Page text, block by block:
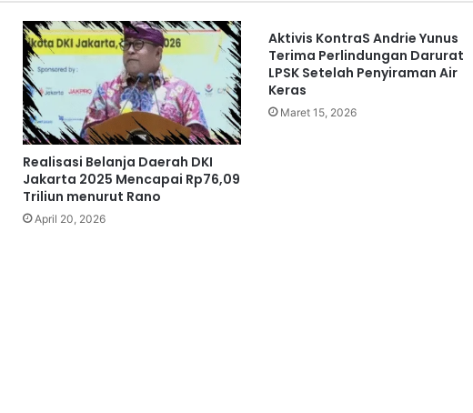
Realisasi Belanja Daerah DKI
Jakarta 2025 Mencapai Rp76,09
Triliun menurut Rano
April 20, 2026
Aktivis KontraS Andrie Yunus
Terima Perlindungan Darurat
LPSK Setelah Penyiraman Air
Keras
Maret 15, 2026